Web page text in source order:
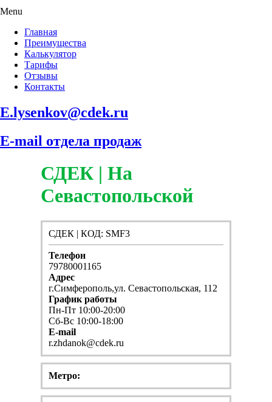
Menu
Главная
Преимущества
Калькулятор
Тарифы
Отзывы
Контакты
E.lysenkov@cdek.ru
E-mail отдела продаж
СДЕК | На
Севастопольской
СДЕК | КОД: SMF3
Телефон
79780001165
Адрес
г.Симферополь,ул. Севастопольская, 112
График работы
Пн-Пт 10:00-20:00
Сб-Вс 10:00-18:00
E-mail
r.zhdanok@cdek.ru
Метро: